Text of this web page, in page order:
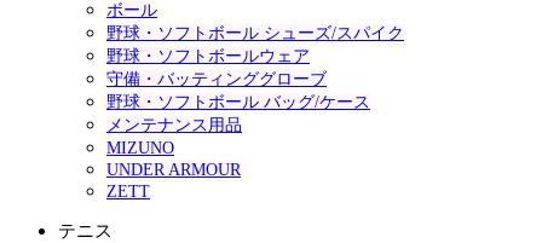
ボール
野球・ソフトボール シューズ/スパイク
野球・ソフトボールウェア
守備・バッティンググローブ
野球・ソフトボール バッグ/ケース
メンテナンス用品
MIZUNO
UNDER ARMOUR
ZETT
テニス